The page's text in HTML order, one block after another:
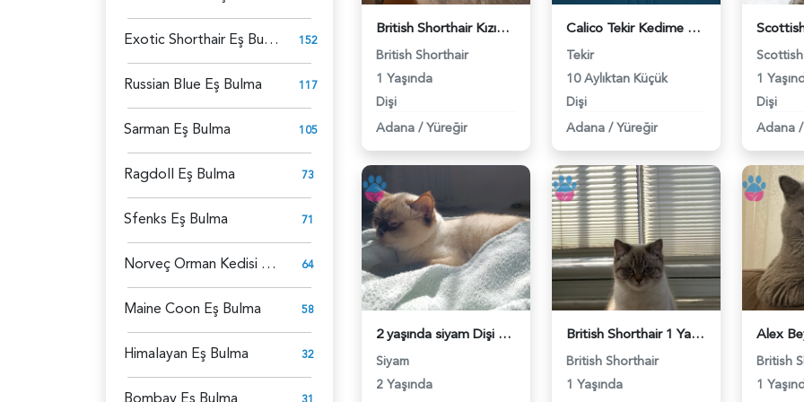
Exotic Shorthair Eş Bulma 152
Russian Blue Eş Bulma 117
Sarman Eş Bulma 105
Ragdoll Eş Bulma 73
Sfenks Eş Bulma 71
Norveç Orman Kedisi Eş Bulma 64
Maine Coon Eş Bulma 58
Himalayan Eş Bulma 32
31
British Shorthair Kızımıza eş arıyoruz - 118984082
British Shorthair
1 Yaşında
Dişi
Adana / Yüreğir
Calico Tekir Kedime Eş Arıyorum - 118983630
Tekir
10 Aylıktan Küçük
Dişi
Adana / Yüreğir
1
Dişi
Adana /
2 yaşında siyam Dişi Kızgınlıkta - 118983051
Siyam
2 Yaşında
British Shorthair 1 Yaşında Eş Arıyor - 118982909
British Shorthair
1 Yaşında
British
1